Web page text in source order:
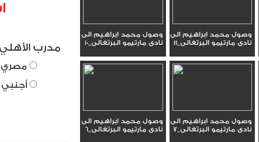
وصول محمد ابراهيم الى
نادى مارتيمو البرتغالى_11
وصول محمد ابراهيم الى
نادى مارتيمو البرتغالى_10
وصول محمد ابراهيم الى
نادى مارتيمو البرتغالى_7
وصول محمد ابراهيم الى
نادى مارتيمو البرتغالى_6
مدرب
مصري
أجنبي